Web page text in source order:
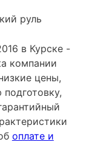
руль
в Курске -
компании
цены,
оплате и